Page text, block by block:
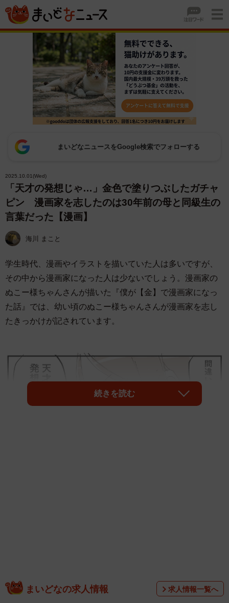
まいどなニュースをGoogle検索でフォローする
2025.10.01(Wed)
「天才の発想じゃ…」金色で塗りつぶしたガチャ
ピン 漫画家を志したのは30年前の母と同級生の
言葉だった【漫画】
海川 まこと
学生時代、漫画やイラストを描いていた人は多いですが、
その中から漫画家になった人は少ないでしょう。漫画家の
ぬこー様ちゃんさんが描いた『僕が【金】で漫画家になっ
た話』では、幼い頃のぬこー様ちゃんさんが漫画家を志し
たきっかけが記されています。
続きを読む
まいどなの求人情報 求人情報一覧へ